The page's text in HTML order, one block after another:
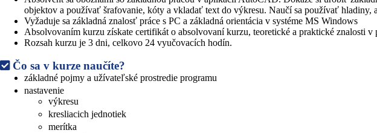
objektov a používať šrafovanie, kóty a vkladať text do výkresu. Naučí sa používať
Vyžaduje sa základná znalosť práce s PC a základná orientácia v systéme MS Windows
Absolvovaním kurzu získate certifikát o absolvovaní kurzu, teoretické a praktické znalosti v
Rozsah kurzu je 3 dni, celkovo 24 vyučovacích hodín.
Čo sa v kurze naučíte?
základné pojmy a užívateľské prostredie programu
nastavenie
výkresu
kresliacich jednotiek
merítka